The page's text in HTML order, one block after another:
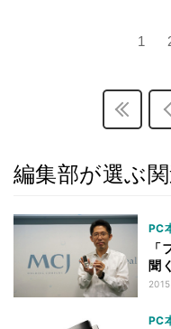
1
編集部が選ぶ
PC
「
聞
PC